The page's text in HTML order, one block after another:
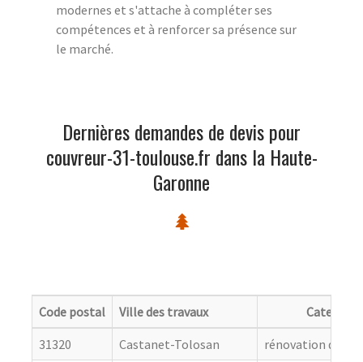
modernes et s'attache à compléter ses
compétences et à renforcer sa présence sur
le marché.
Dernières demandes de devis pour
couvreur-31-toulouse.fr dans la Haute-
Garonne
Code postal Ville des travaux
Categorie
31320
Castanet-Tolosan
rénovation de